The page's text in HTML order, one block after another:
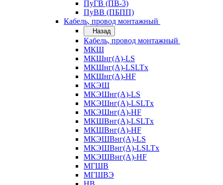
ПуГВ (ПВ-3)
ПуВВ (ПБПП)
Кабель, провод монтажный
Назад
Кабель, провод монтажный
МКШ
МКШнг(А)-LS
МКШнг(А)-LSLTx
МКШнг(А)-HF
МКЭШ
МКЭШнг(А)-LS
МКЭШнг(А)-LSLTx
МКЭШнг(А)-HF
МКШВнг(A)-LSLTx
МКШВнг(А)-HF
МКЭШВнг(А)-LS
МКЭШВнг(A)-LSLTx
МКЭШВнг(А)-HF
МГШВ
МГШВЭ